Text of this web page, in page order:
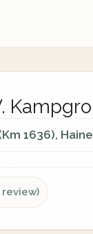
1636),
review)